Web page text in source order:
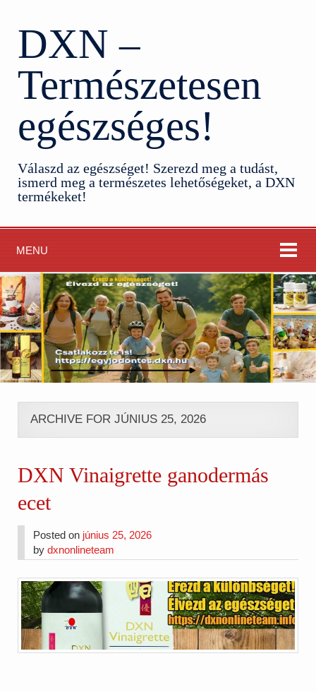
DXN –
Természetesen
egészséges!
Válaszd az egészséget! Szerezd meg a tudást,
ismerd meg a természetes lehetőségeket, a DXN
termékeket!
MENU
ARCHIVE FOR JÚNIUS 25, 2026
DXN Vinaigrette ganodermás
ecet
Posted on június 25, 2026
bydxnonlineteam